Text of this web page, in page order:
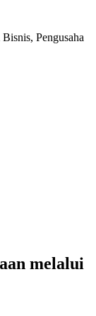
Pengusaha
melalui